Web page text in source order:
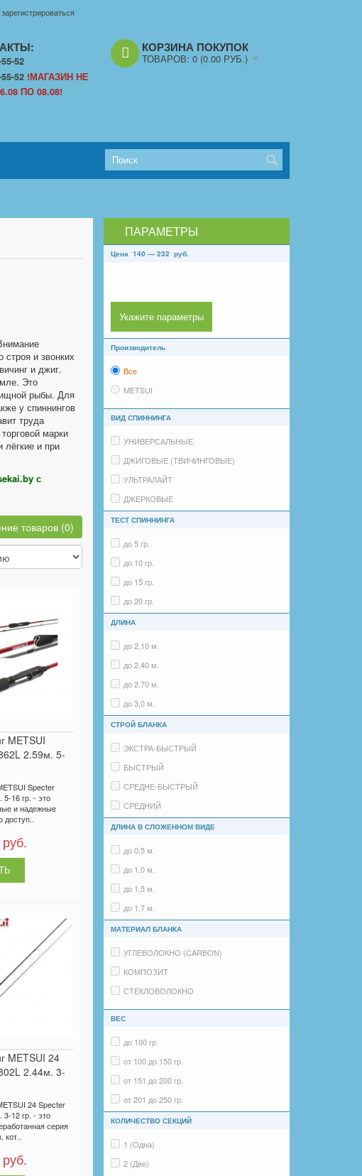
зарегистрироваться
52
52 !МАГАЗИН НЕ
ПО 08.08!
КОРЗИНА ПОКУПОК
ТОВАРОВ: 0 (0.00 РУБ.)
строя и звонких
и джиг.
Это
рыбы. Для
у спиннингов
труда
марки
лёгкие и при
с
товаров (0)
METSUI
2.59м. 5-
Specter
16 гр. - это
и надежные
доступ..
METSUI 24
2.44м. 3-
24 Specter
12 гр. - это
серия
кот..
ПАРАМЕТРЫ
Цена 140— 232 руб.
Укажите параметры
Производитель
Все
METSUI
ВИД СПИННИНГА
УНИВЕРСАЛЬНЫЕ
ДЖИГОВЫЕ (ТВИЧИНГОВЫЕ)
УЛЬТРАЛАЙТ
ДЖЕРКОВЫЕ
КАСТИНГОВЫЕ
ТЕСТ СПИННИНГА
до 5 гр.
до 10 гр.
до 15 гр.
до 20 гр.
до 30 гр.
до 120 гр.
до 200 гр.
до 300 гр.
от 301 и более
до 20lb
40lb и более
ДЛИНА
до 2,10 м.
до 2,40 м.
до 2,70 м.
до 3,0 м.
до 4,5 м.
СТРОЙ БЛАНКА
ЭКСТРА-БЫСТРЫЙ
БЫСТРЫЙ
СРЕДНЕ-БЫСТРЫЙ
СРЕДНИЙ
МЕДЛЕННЫЙ
ДЛИНА В СЛОЖЕННОМ ВИДЕ
до 0,5 м.
до 1,0 м.
до 1,5 м.
до 1,7 м.
до 2,4 м.
МАТЕРИАЛ БЛАНКА
УГЛЕВОЛОКНО (CARBON)
КОМПОЗИТ
СТЕКЛОВОЛОКНО
ВЕС
до 100 гр.
от 100 до 150 гр.
от 151 до 200 гр.
от 201 до 250 гр.
от 251 до 300 гр.
КОЛИЧЕСТВО СЕКЦИЙ
1 (Одна)
2 (Две)